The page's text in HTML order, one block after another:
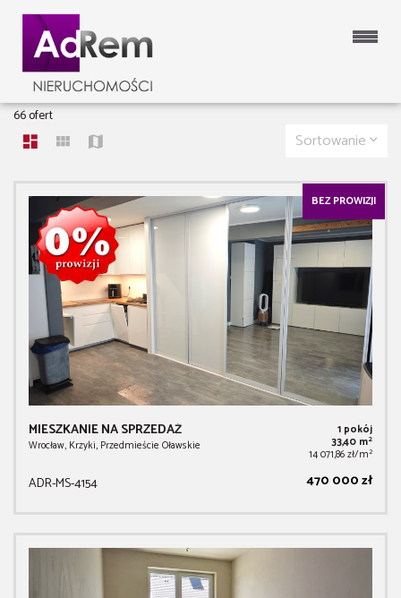
MIESZKANIA NA SPRZEDAŻ
66 ofert
Sortowanie
BEZ PROWIZJI
MIESZKANIE NA SPRZEDAŻ
Wrocław, Krzyki, Przedmieście Oławskie
1 pokój
33,40 m2
14 071,86 zł/m2
ADR-MS-4154 470 000 zł